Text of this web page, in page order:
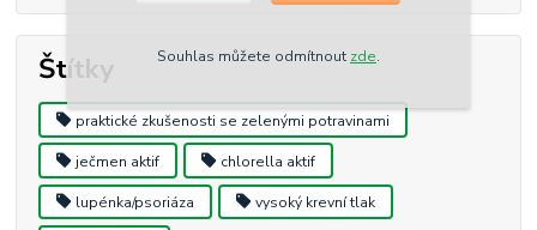
Štítky
praktické zkušenosti se zelenými potravinami
ječmen aktif chlorella aktif
lupénka/psoriáza vysoký krevní tlak
Souhlas můžete odmítnout zde.